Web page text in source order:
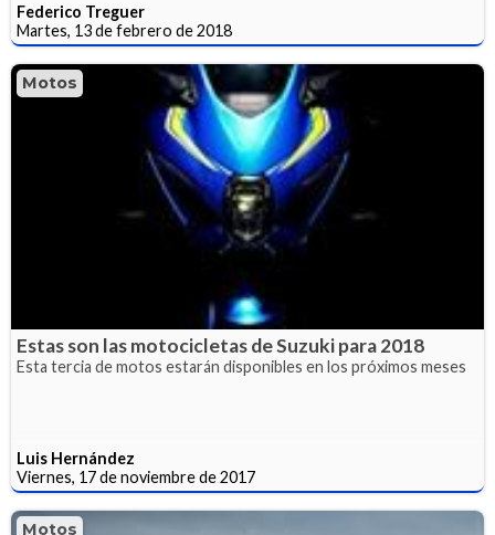
Federico Treguer
Martes, 13 de febrero de 2018
Motos
Estas son las motocicletas de Suzuki para 2018
Esta tercia de motos estarán disponibles en los próximos meses
Luis Hernández
Viernes, 17 de noviembre de 2017
Motos